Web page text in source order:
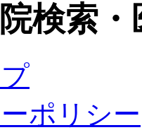
検索
ポリシー